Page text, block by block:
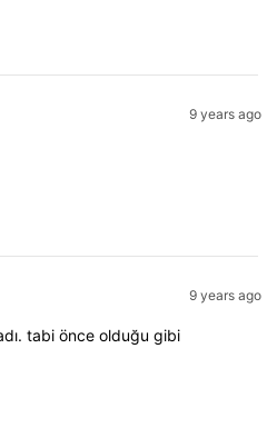
9 years ago
9 years ago
tabi önce olduğu gibi